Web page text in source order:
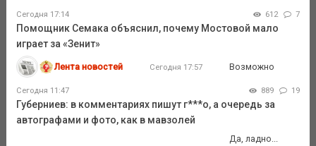
Сегодня 17:14 612 7
Помощник Семака объяснил, почему Мостовой мало
играет за «Зенит»
Лента новостей Сегодня 17:57 Возможно
Сегодня 11:47 889 19
Губерниев: в комментариях пишут г***о, а очередь за
автографами и фото, как в мавзолей
Да, ладно...